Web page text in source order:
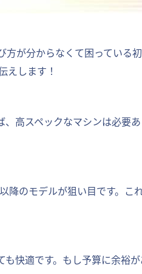
が分からなくて困っている
えします！
高スペックなマシンは必要
降のモデルが狙い目です。こ
快適です。もし予算に余裕が